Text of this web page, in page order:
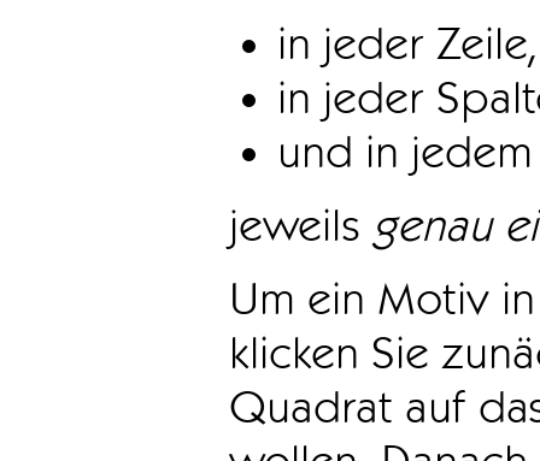
in jeder Zeile,
in jeder
und in
jeweils genau
Um ein Motiv
klicken Sie
Quadrat auf